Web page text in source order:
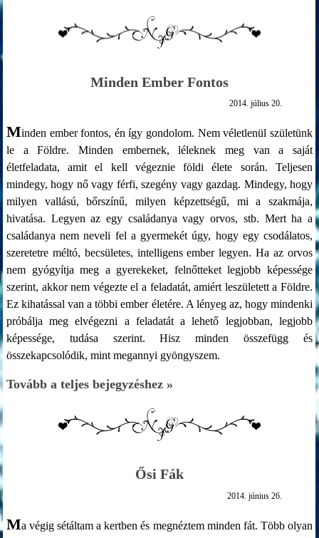
Minden Ember Fontos
2014. július 20.
Minden ember fontos, én így gondolom. Nem véletlenül születünk
le a Földre. Minden embernek, léleknek meg van a saját
életfeladata, amit el kell végeznie földi élete során. Teljesen
mindegy, hogy nő vagy férfi, szegény vagy gazdag. Mindegy, hogy
milyen vallású, bőrszínű, milyen képzettségű, mi a szakmája,
hivatása. Legyen az egy családanya vagy orvos, stb. Mert ha a
családanya nem neveli fel a gyermekét úgy, hogy egy csodálatos,
szeretetre méltó, becsületes, intelligens ember legyen. Ha az orvos
nem gyógyítja meg a gyerekeket, felnőtteket legjobb képessége
szerint, akkor nem végezte el a feladatát, amiért leszületett a Földre.
Ez kihatással van a többi ember életére. A lényeg az, hogy mindenki
próbálja meg elvégezni a feladatát a lehető legjobban, legjobb
képessége, tudása szerint. Hisz minden összefügg és
összekapcsolódik, mint megannyi gyöngyszem.
Tovább a teljes bejegyzéshez »
Ősi Fák
2014. június 26.
Ma végig sétáltam a kertben és megnéztem minden fát. Több olyan